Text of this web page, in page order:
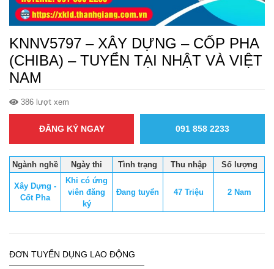
KNNV5797 – XÂY DỰNG – CỐP PHA
(CHIBA) – TUYỂN TẠI NHẬT VÀ VIỆT
NAM
386 lượt xem
ĐĂNG KÝ NGAY 091 858 2233
Ngành nghề Ngày thi Tình trạng Thu nhập Số lượng
Xây Dựng -
Cốt Pha
Khi có ứng
viên đăng
ký
Đang tuyển 47 Triệu 2 Nam
ĐƠN TUYỂN DỤNG LAO ĐỘNG